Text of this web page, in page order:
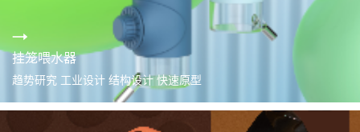
挂笼喂水器
趋势研究 工业设计 结构设计 快速原型